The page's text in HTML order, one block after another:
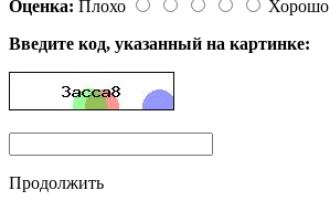
Оценка: Плохо
Хорошо
Введите код, указанный на картинке:
Продолжить